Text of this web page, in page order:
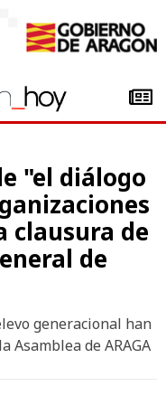
"el diálogo
clausura de
de
generacional han
Asamblea de ARAGA